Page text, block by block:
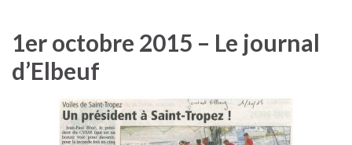
1er octobre 2015 – Le journal
d’Elbeuf